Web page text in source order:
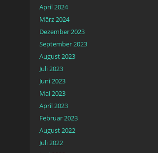
April 2024
März 2024
Dezember 2023
September 2023
August 2023
Juli 2023
Juni 2023
Mai 2023
April 2023
Februar 2023
August 2022
Juli 2022